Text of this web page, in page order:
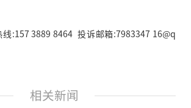
:157 3889 8464 投诉邮箱:7983347 16@q
相关新闻